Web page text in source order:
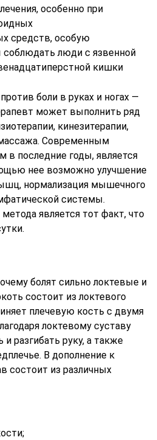
особенно при
средств, особую
люди с язвенной
кишки
боли в руках и ногах —
может выполнить ряд
кинезитерапии,
Современным
последние годы, является
нее возможно улучшение
нормализация мышечного
системы.
является тот факт, что
болят сильно локтевые и
состоит из локтевого
плечевую кость с двумя
локтевому суставу
разгибать руку, а также
В дополнение к
состоит из различных